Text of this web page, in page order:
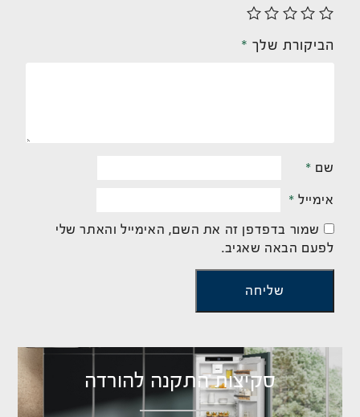
הביקורת שלך *
שם *
אימייל *
שמור בדפדפן זה את השם, האימייל והאתר שלי
לפעם הבאה שאגיב.
סקיצות התקנה להורדה